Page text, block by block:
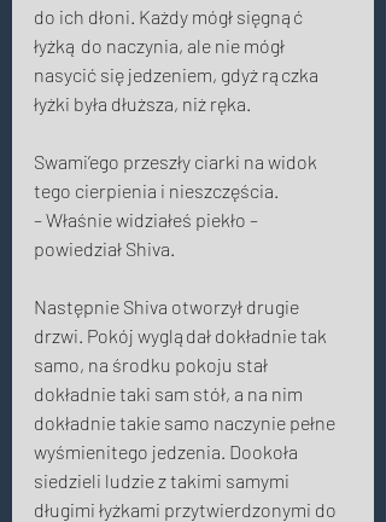
do ich dłoni. Każdy mógł sięgnąć
łyżką do naczynia, ale nie mógł
nasycić się jedzeniem, gdyż rączka
łyżki była dłuższa, niż ręka.
Swami’ego przeszły ciarki na widok
tego cierpienia i nieszczęścia.
– Właśnie widziałeś piekło –
powiedział Shiva.
Następnie Shiva otworzył drugie
drzwi. Pokój wyglądał dokładnie tak
samo, na środku pokoju stał
dokładnie taki sam stół, a na nim
dokładnie takie samo naczynie pełne
wyśmienitego jedzenia. Dookoła
siedzieli ludzie z takimi samymi
długimi łyżkami przytwierdzonymi do